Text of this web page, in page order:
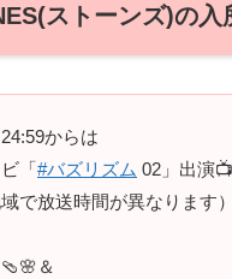
ストーンズ)の入
からは
「#バズリズム 02」出演📺
で放送時間が異なります）
＆